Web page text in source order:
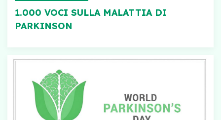
1.000 VOCI SULLA MALATTIA DI
PARKINSON